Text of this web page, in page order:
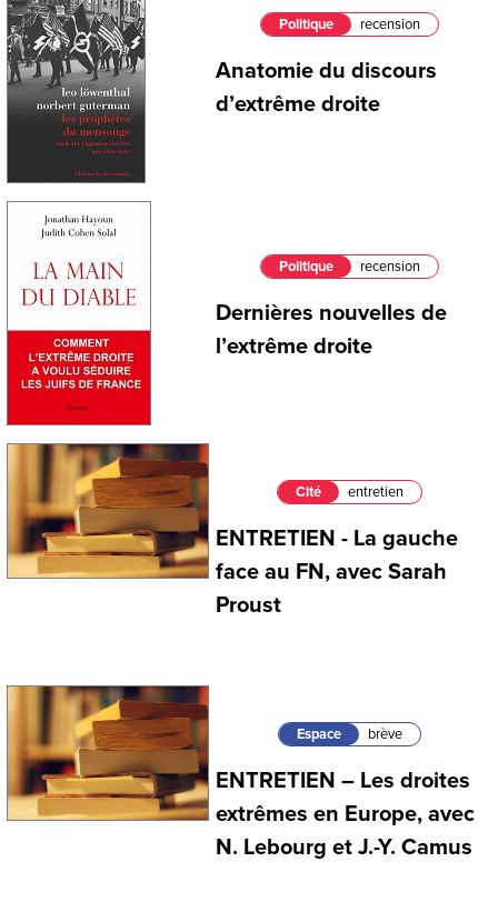
Politique recension
Anatomie du discours
d’extrême droite
Politique recension
Dernières nouvelles de
l’extrême droite
Cité entretien
ENTRETIEN - La gauche
face au FN, avec Sarah
Proust
Espace brève
ENTRETIEN – Les droites
extrêmes en Europe, avec
N. Lebourg et J.-Y. Camus